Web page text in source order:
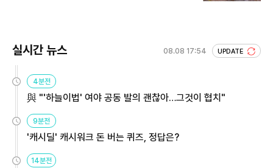
실시간 뉴스 08.08 17:54 UPDATE
4분전
與 "'하늘이법' 여야 공동 발의 괜찮아…그것이 협치"
9분전
'캐시딜' 캐시워크 돈 버는 퀴즈, 정답은?
14분전